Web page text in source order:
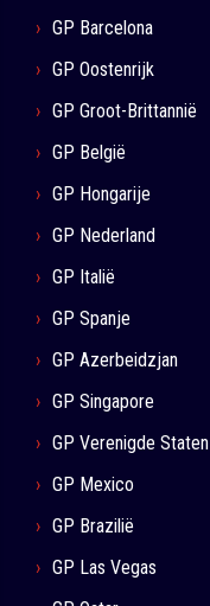
GP Barcelona
GP Oostenrijk
GP Groot-Brittannië
GP België
GP Hongarije
GP Nederland
GP Italië
GP Spanje
GP Azerbeidzjan
GP Singapore
GP Verenigde Staten
GP Mexico
GP Brazilië
GP Las Vegas